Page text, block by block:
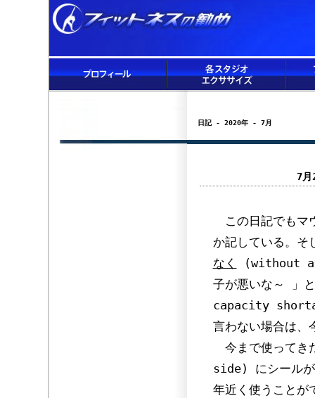
日記 - 2020年 - 7月
7
この日記でもマ
か記している。そ
なく
(without
子が悪いな～ 」
capacity
言わない場合は
今まで使ってき
side) にシールが
年近く使うことが